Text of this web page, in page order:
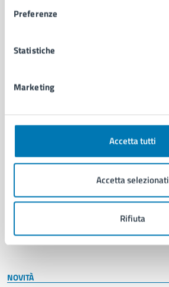
Preferenze
Statistiche
Marketing
Accetta tutti
Accetta selezionati
Rifiuta
Personale amministrativo
Ambiente
Autorizzazioni
Educazione e formazione
Giustizia e sicurezza pubblica
Imprese e commercio
Salute, benessere e assistenza
Vita lavorativa
NOVITÀ